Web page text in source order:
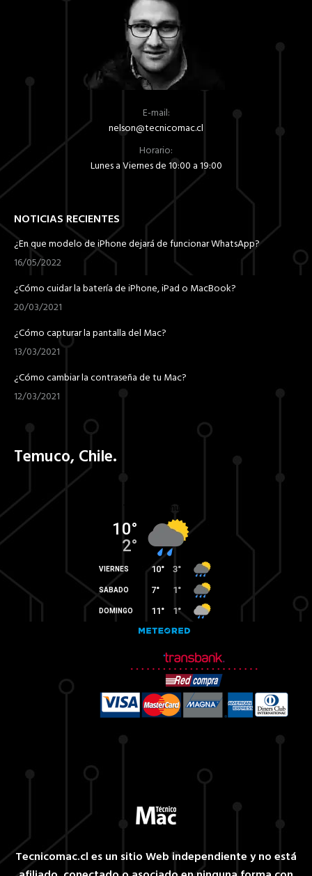
E-mail:
nelson@tecnicomac.cl
Horario:
Lunes a Viernes de 10:00 a 19:00
NOTICIAS RECIENTES
¿En que modelo de iPhone dejará de funcionar WhatsApp?
16/05/2022
¿Cómo cuidar la batería de iPhone, iPad o MacBook?
20/03/2021
¿Cómo capturar la pantalla del Mac?
13/03/2021
¿Cómo cambiar la contraseña de tu Mac?
12/03/2021
Temuco, Chile.
Tecnicomac.cl es un sitio Web independiente y no está